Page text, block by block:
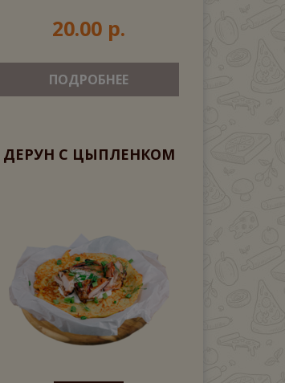
20.00 р.
ПОДРОБНЕЕ
ДЕРУН С ЦЫПЛЕНКОМ